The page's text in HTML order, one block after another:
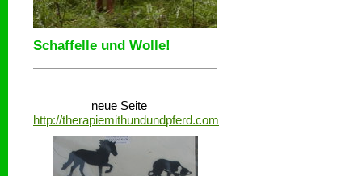
Schaffelle und Wolle!
neue Seite
http://therapiemithundundpferd.com